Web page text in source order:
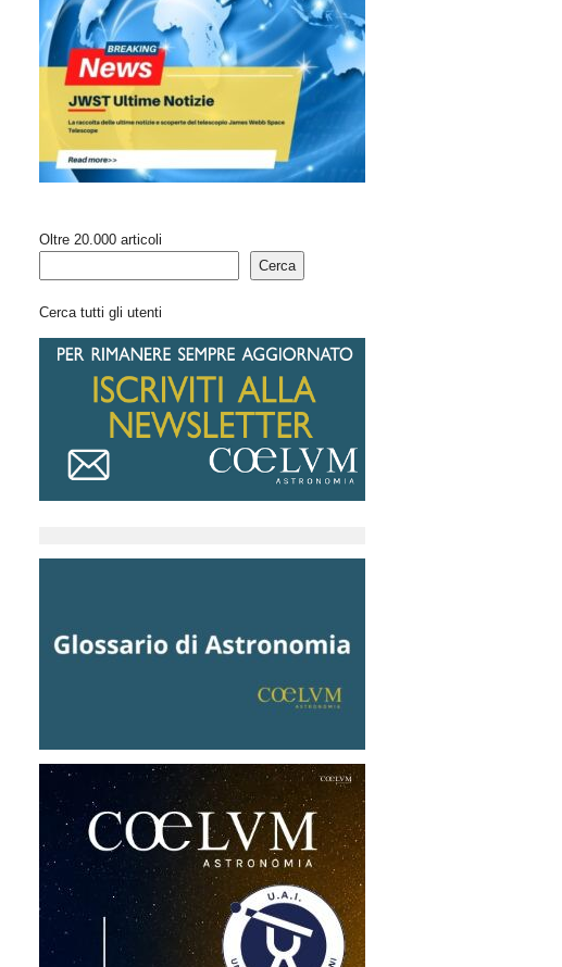
Oltre 20.000 articoli
Cerca
Cerca tutti gli utenti